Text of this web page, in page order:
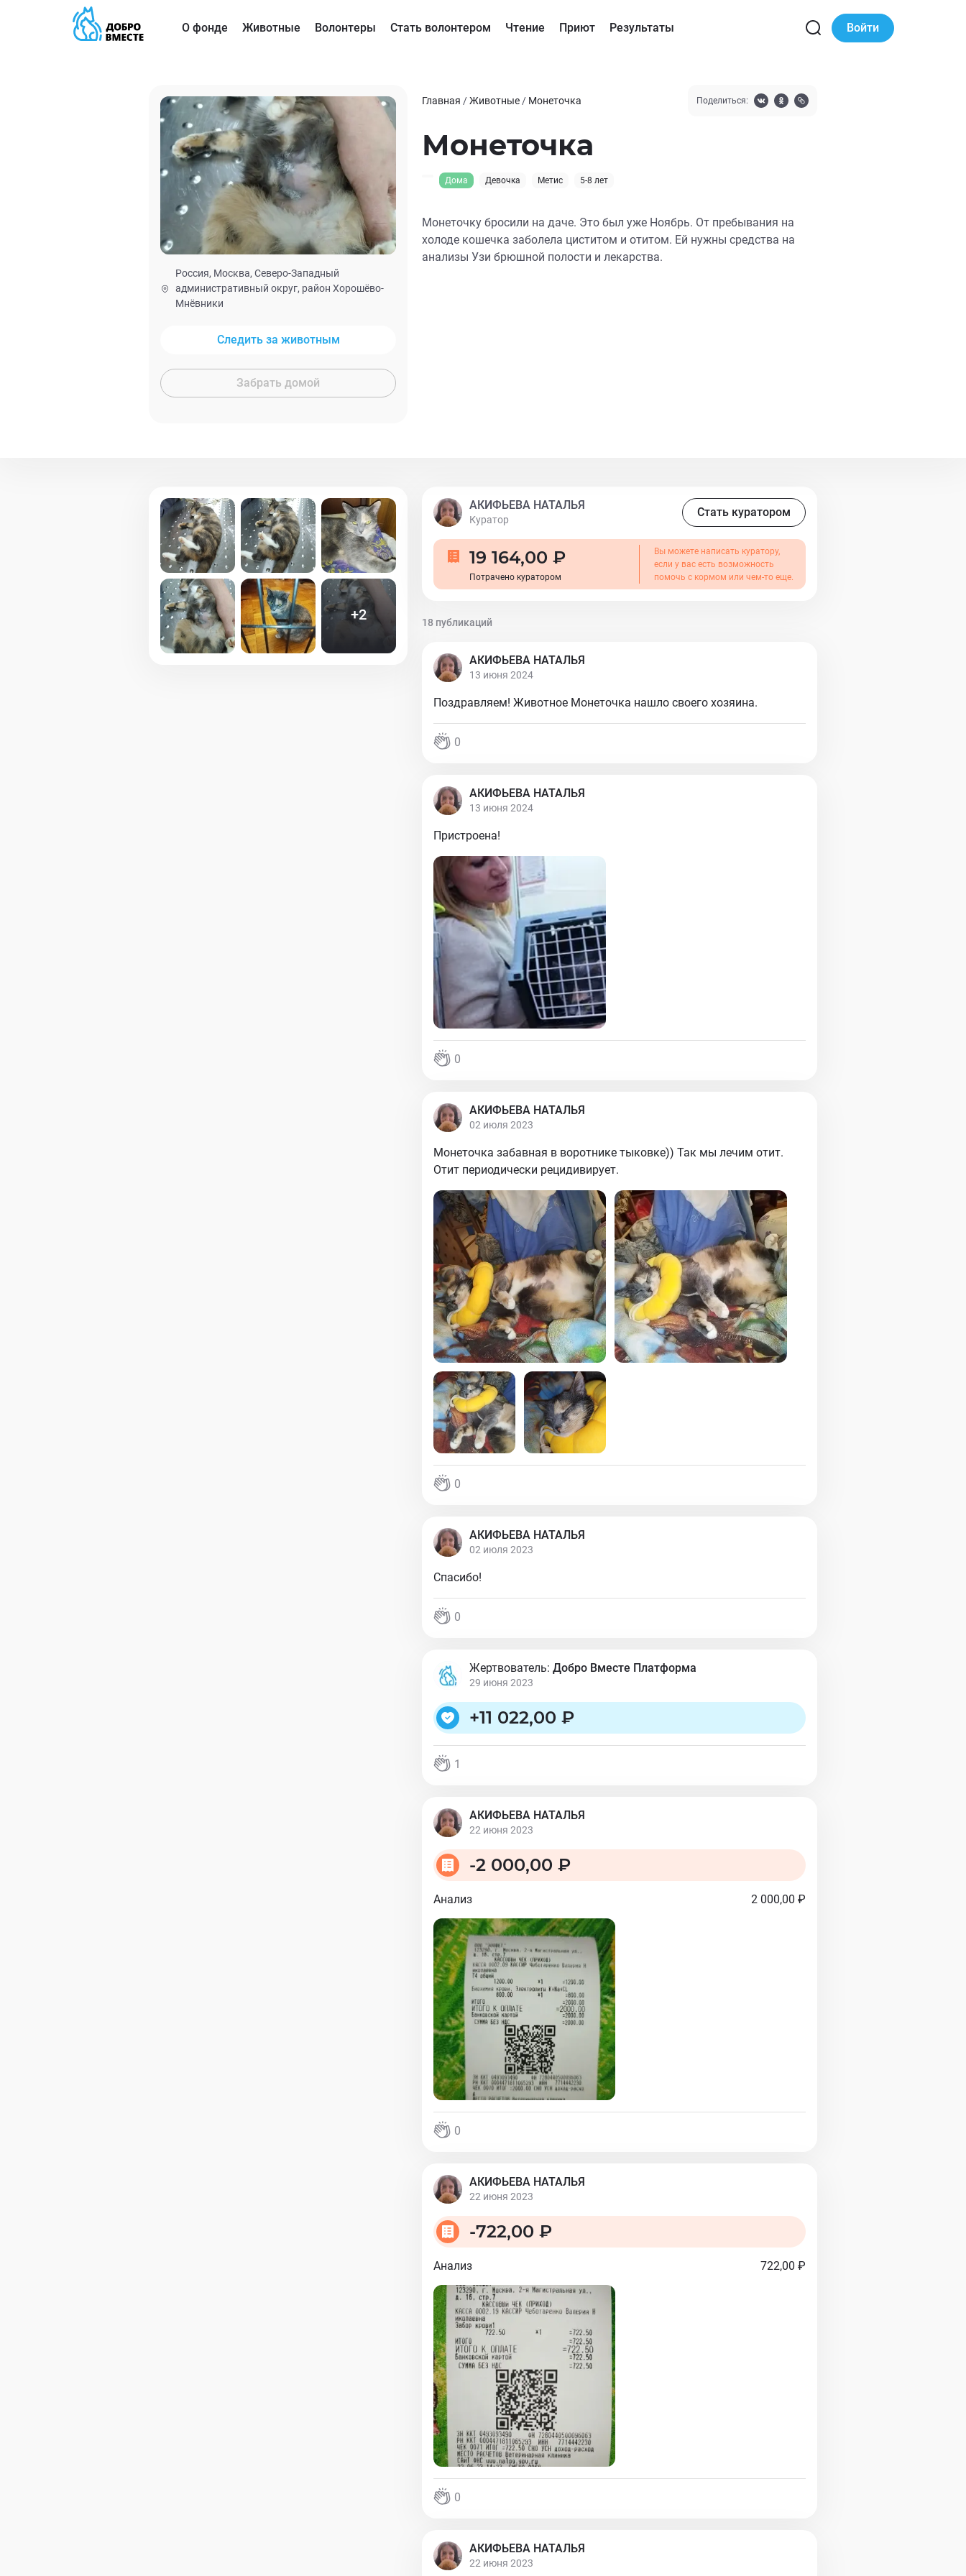
О фонде Животные Волонтеры Стать волонтером Чтение Приют Результаты Войти
Россия, Москва, Северо-Западный
административный округ, район Хорошёво-
Мнёвники
Следить за животным
Забрать домой
Главная /Животные / Монеточка Поделиться:
Монеточка
Дома Девочка Метис 5-8 лет
Монеточку бросили на даче. Это был уже Ноябрь. От пребывания на
холоде кошечка заболела циститом и отитом. Ей нужны средства на
анализы Узи брюшной полости и лекарства.
+2
АКИФЬЕВА НАТАЛЬЯ
Куратор
Стать куратором
19 164,00 ₽
Потрачено куратором
Вы можете написать куратору,
если у вас есть возможность
помочь с кормом или чем-то еще.
18 публикаций
АКИФЬЕВА НАТАЛЬЯ
13 июня 2024
Поздравляем! Животное Монеточка нашло своего хозяина.
0
АКИФЬЕВА НАТАЛЬЯ
13 июня 2024
Пристроена!
0
АКИФЬЕВА НАТАЛЬЯ
02 июля 2023
Монеточка забавная в воротнике тыковке)) Так мы лечим отит.
Отит периодически рецидивирует.
0
АКИФЬЕВА НАТАЛЬЯ
02 июля 2023
Спасибо!
0
Жертвователь: Добро Вместе Платформа
29 июня 2023
+11 022,00 ₽
1
АКИФЬЕВА НАТАЛЬЯ
22 июня 2023
-2 000,00 ₽
Анализ 2 000,00 ₽
0
АКИФЬЕВА НАТАЛЬЯ
22 июня 2023
-722,00 ₽
Анализ 722,00 ₽
0
АКИФЬЕВА НАТАЛЬЯ
22 июня 2023